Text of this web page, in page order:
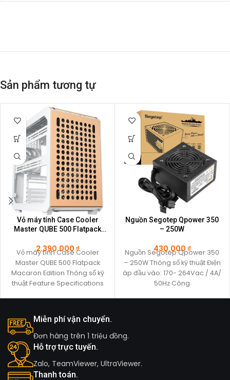
Sản phẩm tương tự
Vỏ máy tính Case Cooler
Master QUBE 500 Flatpack
2.390.000 ₫
Vỏ máy tính Case Cooler
Master QUBE 500 Flatpack
Macaron Edition Thông số kỹ
thuật Feature Specifications
Nguồn Segotep Qpower 350
– 250W
430.000₫
Nguồn Segotep Qpower 350
– 250W Thông số kỹ thuật Điện
áp đầu vào: 170- 264Vac / 4A/
50Hz Công
Miễn phí vận chuyển.
Đơn hàng trên 1 triệu đồng.
Hỗ trợ trực tuyến.
Zalo, TeamViewer, UltraViewer.
Thanh toán.